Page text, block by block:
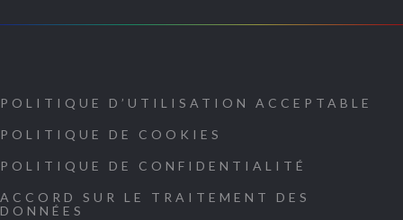
POLITIQUE D’UTILISATION ACCEPTABLE
POLITIQUE DE COOKIES
POLITIQUE DE CONFIDENTIALITÉ
ACCORD SUR LE TRAITEMENT DES
DONNÉES